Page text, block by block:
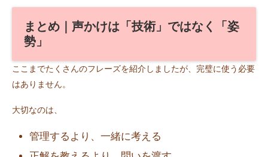
まとめ｜声かけは「技術」ではなく「姿
勢」
ここまでたくさんのフレーズを紹介しましたが、完璧に使う必要
はありません。
大切なのは、
管理するより、一緒に考える